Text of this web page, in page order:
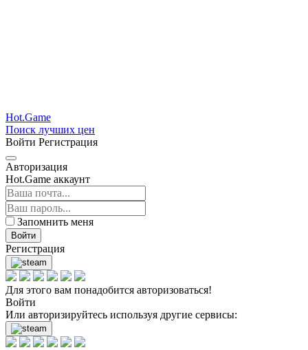
Hot.Game
Поиск лучших цен
Войти Регистрация
Авторизация
Hot.Game аккаунт
Запомнить меня
Войти
Регистрация
Для этого вам понадобится авторизоваться!
Войти
Или авторизируйтесь используя другие сервисы: